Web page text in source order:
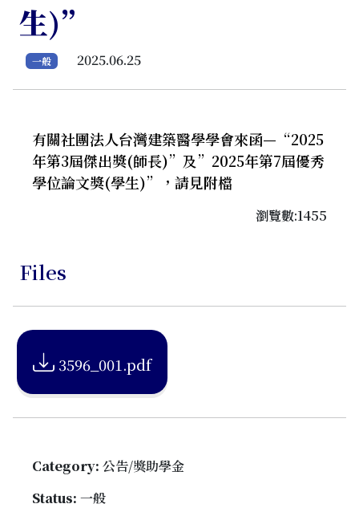
生)”
一般 2025.06.25
有關社團法人台灣建築醫學學會來函—“2025
年第3屆傑出獎(師長)”及”2025年第7屆優秀
學位論文獎(學生)”，請見附檔
瀏覽數:1455
Files
3596_001.pdf
Category: 公告/獎助學金
Status: 一般